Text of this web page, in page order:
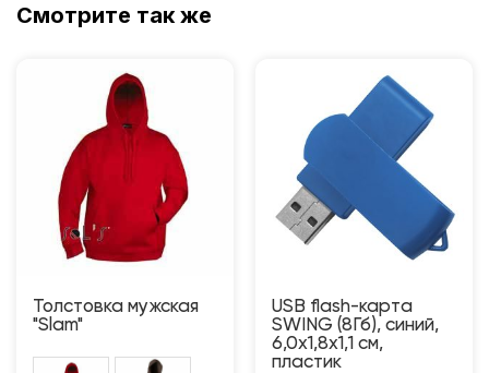
Смотрите так же
Толстовка мужская
"Slam"
USB flash-карта
SWING (8Гб), синий,
6,0х1,8х1,1 см,
пластик